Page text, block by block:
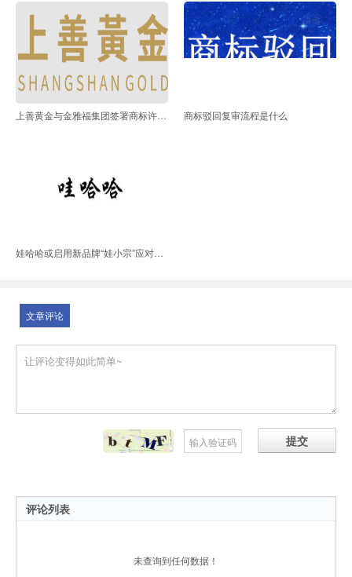
上善黄金与金雅福集团签署商标许可协议 商标驳回复审流程是什么
娃哈哈或启用新品牌“娃小宗”应对商标风险
文章评论
提交
评论列表
未查询到任何数据！